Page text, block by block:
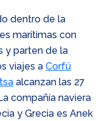
dentro de la
marítimas con
y parten de la
viajes a Corfú
alcanzan las 27
compañía naviera
y Grecia es Anek